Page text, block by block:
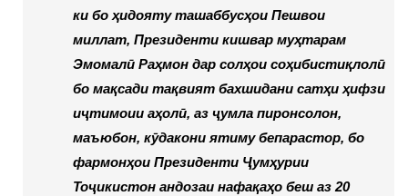
ки бо ҳидояту ташаббусҳои Пешвои
миллат, Президенти кишвар муҳтарам
Эмомалӣ Раҳмон дар солҳои соҳибистиқлолӣ
бо мақсади тақвият бахшидани сатҳи ҳифзи
иҷтимоии аҳолӣ, аз ҷумла пиронсолон,
маъюбон, кӯдакони ятиму бепарастор, бо
фармонҳои Президенти Ҷумҳурии
Тоҷикистон андозаи нафақаҳо беш аз 20